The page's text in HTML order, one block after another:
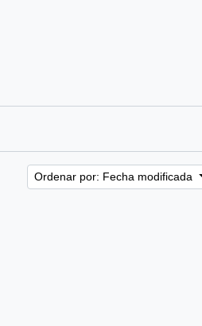
Ordenar por: Fecha modificada